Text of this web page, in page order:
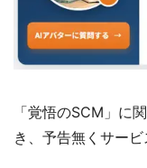
「覚悟のSCM」に
き、予告無くサービ